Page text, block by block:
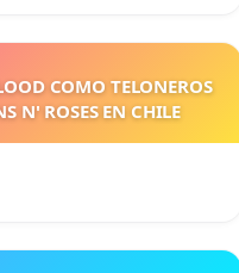
COMO TELONEROS
N' ROSES EN CHILE